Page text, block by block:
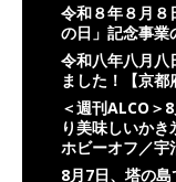
令和８年８月８
の日」記念事業
令和八年八月八
ました！【京都
＜週刊ALCO＞
り美味しいかき
ホビーオフ／宇
8月7日、塔の